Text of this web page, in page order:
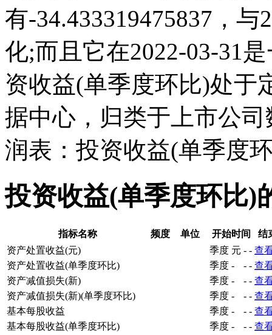
有-34.433319475837，
化;而且它在2022-03-31
资收益(单季度环比)处于
据中心，归类于上市公
润表：投资收益(单季度
投资收益(单季度环比)
指标名称 频度 单位 开始时间
结
资产处置收益(元)
季度 元 - - 查
资产处置收益(单季度环比)
季度 - - - 查
资产减值损失(新)
季度 - - - 查
资产减值损失(新)(单季度环比)
季度 - - - 查
基本每股收益
季度 - - - 查
基本每股收益(单季度环比)
季度 - - - 查